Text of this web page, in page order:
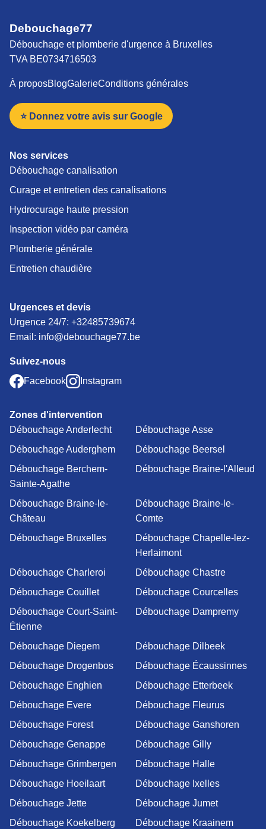
Debouchage77
Débouchage et plomberie d'urgence à Bruxelles
TVA BE0734716503
À proposBlogGalerieConditions générales
⭐ Donnez votre avis sur Google
Nos services
Débouchage canalisation
Curage et entretien des canalisations
Hydrocurage haute pression
Inspection vidéo par caméra
Plomberie générale
Entretien chaudière
Urgences et devis
Urgence 24/7: +32485739674
Email: info@debouchage77.be
Suivez-nous
Facebook
Instagram
Zones d'intervention
Débouchage Anderlecht
Débouchage Asse
Débouchage Auderghem
Débouchage Beersel
Débouchage Berchem-
Sainte-Agathe
Débouchage Braine-l'Alleud
Débouchage Braine-le-
Château
Débouchage Braine-le-
Comte
Débouchage Bruxelles
Débouchage Chapelle-lez-
Herlaimont
Débouchage Charleroi
Débouchage Chastre
Débouchage Couillet
Débouchage Courcelles
Débouchage Court-Saint-
Étienne
Débouchage Dampremy
Débouchage Diegem
Débouchage Dilbeek
Débouchage Drogenbos
Débouchage Écaussinnes
Débouchage Enghien
Débouchage Etterbeek
Débouchage Evere
Débouchage Fleurus
Débouchage Forest
Débouchage Ganshoren
Débouchage Genappe
Débouchage Gilly
Débouchage Grimbergen
Débouchage Halle
Débouchage Hoeilaart
Débouchage Ixelles
Débouchage Jette
Débouchage Jumet
Débouchage Koekelberg
Débouchage Kraainem